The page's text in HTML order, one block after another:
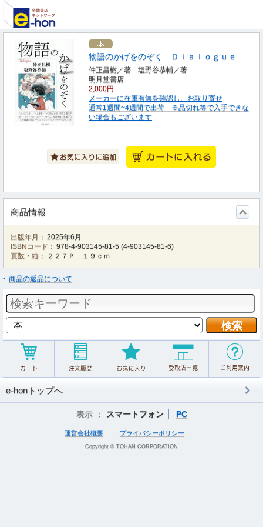
物語のかげをのぞく Ｄｉａｌｏｇｕｅ
仲正昌樹／著 塩野谷恭輔／著
明月堂書店
2,000円
メーカーに在庫有無を確認し、お取り寄せ
通常1週間~4週間で出荷 ※品切れ等で入手できな
い場合もございます
商品情報
出版年月： 2025年6月
ISBNコード： 978-4-903145-81-5 (4-903145-81-6)
頁数・縦：
２２７Ｐ １９ｃｍ
商品の返品について
e-honトップへ
表示 ： スマートフォン PC
運営会社概要 プライバシーポリシー
Copyright © TOHAN CORPORATION